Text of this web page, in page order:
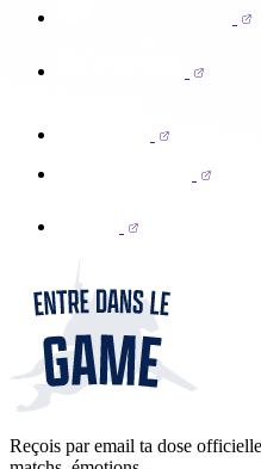
Reçois par email ta dose